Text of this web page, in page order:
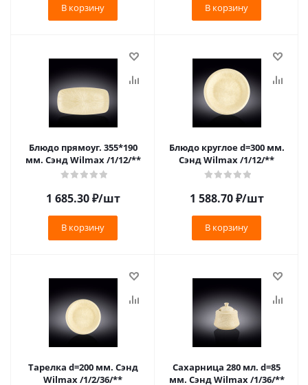
В корзину В корзину
Блюдо прямоуг. 355*190
мм. Сэнд Wilmax /1/12/**
1 685.30₽/шт
В корзину
Блюдо круглое d=300 мм.
Сэнд Wilmax /1/12/**
1 588.70₽/шт
В корзину
Тарелка d=200 мм. Сэнд
Wilmax /1/2/36/**
Сахарница 280 мл. d=85
мм. Сэнд Wilmax /1/36/**